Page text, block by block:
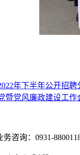
年下半年公开招
暨党风廉政建设工作
咨询：0931-